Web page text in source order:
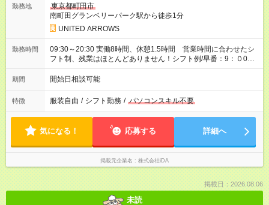
勤務地
東京都町田市
南町田グランベリーパーク駅から徒歩1分
UNITED ARROWS
勤務時間
09:30～20:30 実働8時間、休憩1.5時間 営業時間に合わせたシ
フト制、残業はほとんどありません！シフト例/早番：9：０0～
18：00、遅番：11：00～20：30
期間 開始日相談可能
特徴 服装自由 / シフト勤務 / パソコンスキル不要
気になる！ 応募する 詳細へ
掲載元企業名 株式会社iDA
掲載日：2026.08.06
未読